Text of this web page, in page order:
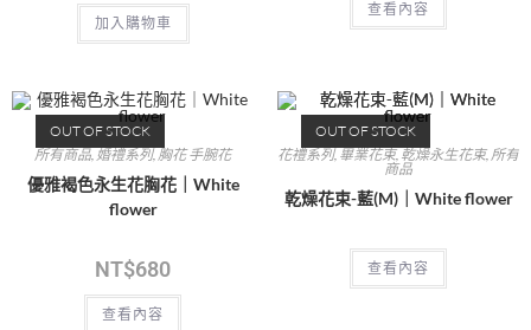
加入購物車
查看內容
OUT OF STOCK
所有商品, 婚禮系列,胸花 手腕花
優雅褐色永生花胸花｜White
flower
NT$680
查看內容
OUT OF STOCK
花禮系列, 畢業花束, 乾燥永生花束,所有
商品
乾燥花束-藍(M)｜White flower
查看內容